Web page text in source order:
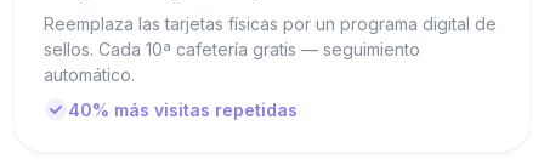
Reemplaza las tarjetas físicas por un programa digital de
sellos. Cada 10ª cafetería gratis — seguimiento
automático.
40% más visitas repetidas